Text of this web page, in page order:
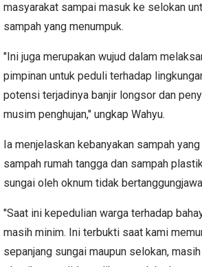
masyarakat sampai masuk ke selokan
sampah yang menumpuk.
"Ini juga merupakan wujud dalam
pimpinan untuk peduli terhadap
potensi terjadinya banjir longsor dan
musim penghujan," ungkap Wahyu.
Ia menjelaskan kebanyakan sampah
sampah rumah tangga dan sampah
sungai oleh oknum tidak
"Saat ini kepedulian warga terhadap
masih minim. Ini terbukti saat kami
sepanjang sungai maupun selokan,